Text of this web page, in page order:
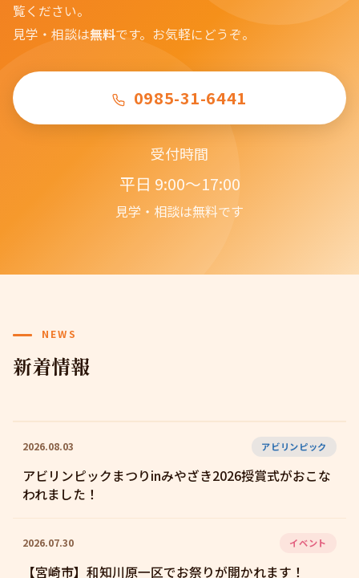
覧ください。
見学・相談は無料です。お気軽にどうぞ。
0985-31-6441
受付時間
平日 9:00〜17:00
見学・相談は無料です
NEWS
新着情報
2026.08.03 アビリンピック
アビリンピックまつりinみやざき2026授賞式がおこな
われました！
2026.07.30 イベント
【宮崎市】和知川原一区でお祭りが開かれます！